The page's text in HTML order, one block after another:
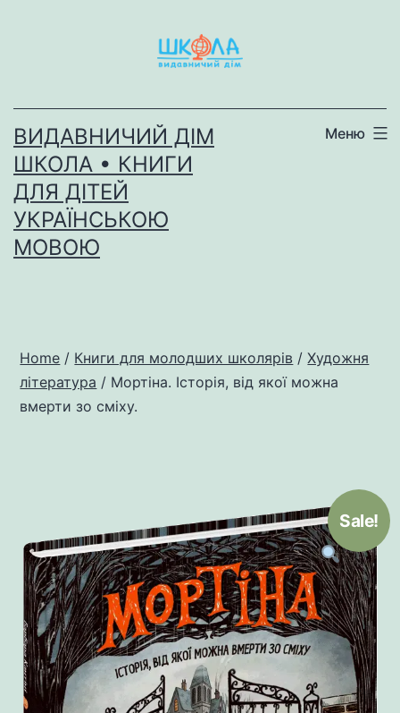
ВИДАВНИЧИЙ ДІМ
ШКОЛА • КНИГИ
ДЛЯ ДІТЕЙ
УКРАЇНСЬКОЮ
МОВОЮ
Меню
Home / Книги для молодших школярів /Художня
література / Мортіна. Історія, від якої можна
вмерти зо сміху.
Sale!